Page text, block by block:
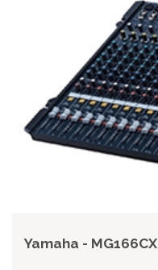
Yamaha - MG166CX